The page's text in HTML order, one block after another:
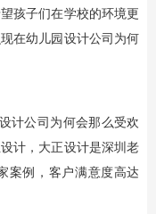
孩子们在学校的环境更
在幼儿园设计公司为何
计公司为何会那么受欢
计，大正设计是深圳老
案例，客户满意度高达